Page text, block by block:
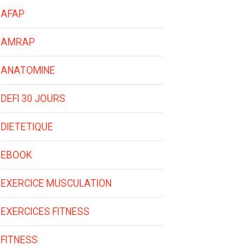
AFAP
AMRAP
ANATOMINE
DEFI 30 JOURS
DIETETIQUE
EBOOK
EXERCICE MUSCULATION
EXERCICES FITNESS
FITNESS